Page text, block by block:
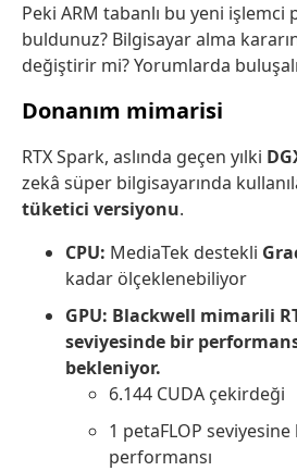
Peki ARM tabanlı bu yeni işlemci
buldunuz? Bilgisayar alma
değiştirir mi? Yorumlarda
Donanım mimarisi
RTX Spark, aslında geçen yılki
zekâ süper bilgisayarında
tüketici versiyonu.
CPU: MediaTek destekli
kadar ölçeklenebiliyor
GPU: Blackwell mimarili
seviyesinde bir
bekleniyor.
6.144 CUDA çekirdeği
1 petaFLOP
performansı